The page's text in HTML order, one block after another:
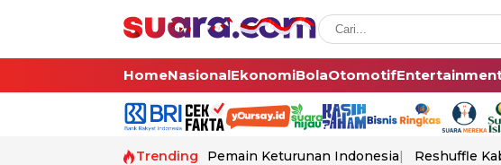
HomeNasionalEkonomiBolaOtomotif
Trending Pemain Keturunan Indonesia Reshuffle